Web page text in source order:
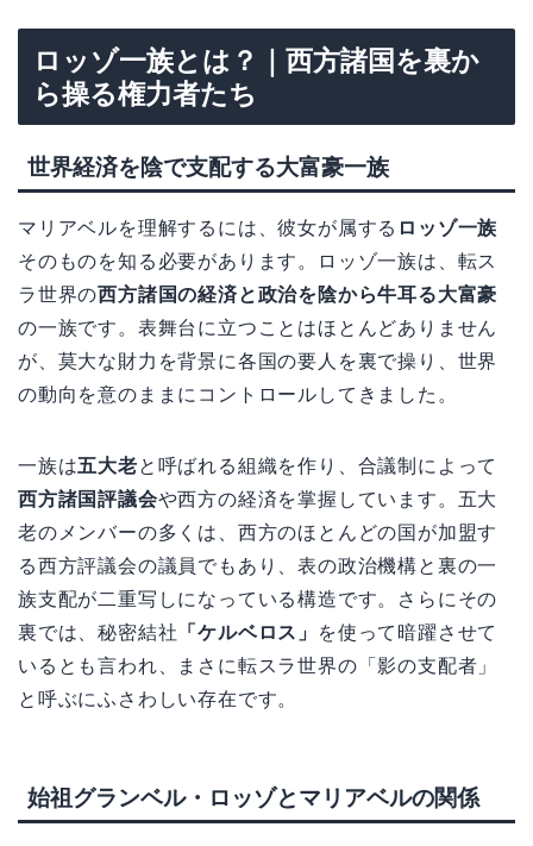
ロッゾ一族とは？｜西方諸国を裏か
ら操る権力者たち
世界経済を陰で支配する大富豪一族
マリアベルを理解するには、彼女が属する ロッゾ一族
そのものを知る必要があります。ロッゾ一族は、転ス
ラ世界の西方諸国の経済と政治を陰から牛耳る大富豪
の一族です。表舞台に立つことはほとんどありません
が、莫大な財力を背景に各国の要人を裏で操り、世界
の動向を意のままにコントロールしてきました。
一族は五大老と呼ばれる組織を作り、合議制によって
西方諸国評議会や西方の経済を掌握しています。五大
老のメンバーの多くは、西方のほとんどの国が加盟す
る西方評議会の議員でもあり、表の政治機構と裏の一
族支配が二重写しになっている構造です。さらにその
裏では、秘密結社 「ケルベロス」
を使って暗躍させて
いるとも言われ、まさに転スラ世界の「影の支配者」
と呼ぶにふさわしい存在です。
始祖グランベル・ロッゾとマリアベルの関係